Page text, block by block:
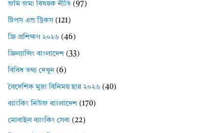
জমি জমা বিষয়ক নীতি (97)
টিপস এন্ড ট্রিকস (121)
ফ্রি প্রশিক্ষণ ২০২৬ (46)
ফ্রিল্যান্সিং বাংলাদেশ (33)
বিবিধ তথ্য দেখুন (6)
বৈদেশিক মুদ্রা বিনিময় হার ২০২৬ (40)
ব্যাংকিং নিউজ বাংলাদেশ (170)
মোবাইল ব্যাংকিং সেবা (22)